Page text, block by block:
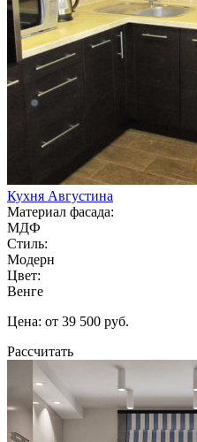
Кухня Августина
Материал фасада:
МДФ
Стиль:
Модерн
Цвет:
Венге
Цена: от 39 500 руб.
Рассчитать